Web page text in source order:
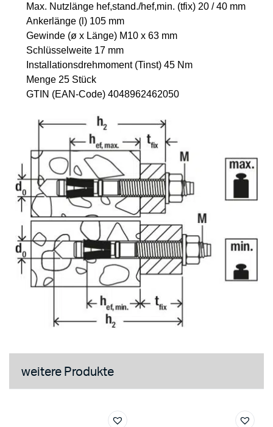
Max. Nutzlänge hef,stand./hef,min. (tfix) 20 / 40 mm
Ankerlänge (l) 105 mm
Gewinde (ø x Länge) M10 x 63 mm
Schlüsselweite 17 mm
Installationsdrehmoment (Tinst) 45 Nm
Menge 25 Stück
GTIN (EAN-Code) 4048962462050
weitere Produkte